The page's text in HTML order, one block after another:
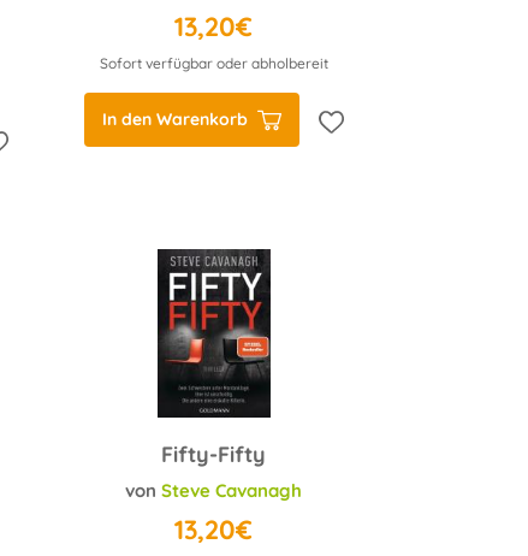
13,20€
Sofort verfügbar oder abholbereit
In den Warenkorb
Fifty-Fifty
vonSteve Cavanagh
13,20€